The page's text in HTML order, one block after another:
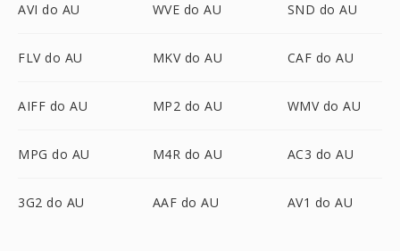
AVI do AU WVE do AU SND do AU
FLV do AU MKV do AU CAF do AU
AIFF do AU MP2 do AU WMV do AU
MPG do AU M4R do AU AC3 do AU
3G2 do AU AAF do AU AV1 do AU